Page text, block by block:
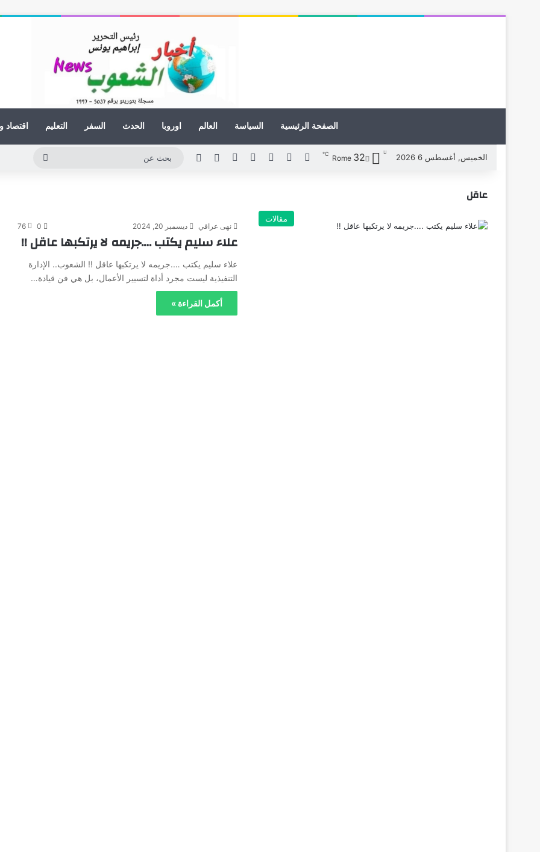
الصفحة الرئيسية السياسة العالم اوروبا الحدث السفر التعليم اقتصاد
الخميس, أغسطس 6 2026 Rome 32
℃ فيسبوك لينكدإنيوتيوب انستقراممقال عشوائي
الوضع المظلم
عاقل
مقالات
نهى عراقي ديسمبر 20, 2024 0
76
علاء سليم يكتب ….جريمه لا يرتكبها عاقل !!
علاء سليم يكتب ….جريمه لا يرتكبها عاقل !! الشعوب.. الإدارة
التنفيذية ليست مجرد أداة لتسيير الأعمال، بل هي فن قيادة…
أكمل القراءة »